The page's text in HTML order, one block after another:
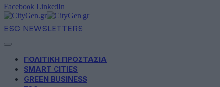
Facebook LinkedIn
ESG NEWSLETTERS
ΠΟΛΙΤΙΚΗ ΠΡΟΣΤΑΣΙΑ
SMART CITIES
GREEN BUSINESS